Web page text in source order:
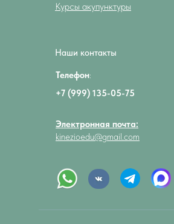
Наши контакты
Телефон:
+7 (999) 135-05-75
Электронная почта:
kinezioedu@gmail.com
Курсы акупунктуры